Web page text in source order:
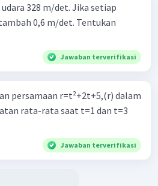
328 m/det. Jika setiap
0,6 m/det. Tentukan
Jawaban terverifikasi
persamaan r=t²+2t+5,(r) dalam
rata-rata saat t=1 dan t=3
Jawaban terverifikasi